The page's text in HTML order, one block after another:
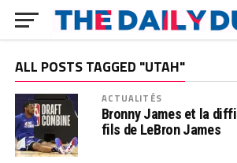
ALL POSTS TAGGED "UTAH"
ACTUALITÉS
Bronny James et la
fils de LeBron James